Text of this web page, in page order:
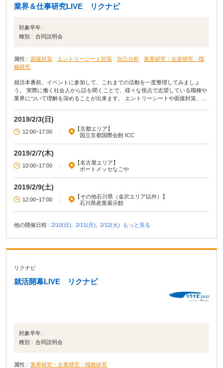
業界＆仕事研究LIVE リクナビ
対象卒年 :
種別 : 合同説明会
属性 : 面接対策 エントリーシート対策 自己分析
業界研究・企業研究・職
種研究
就活本番前。イベントに参加して、これまでの活動を一度整理してみましょ
う。 実際に働く社会人から話を聞くことで、様々な視点で志望している職種や
業界について理解を深めることが出来ます。 エントリーシートや面接対策、業
2019/2/3(日)
12:00~17:00 |
【京都エリア】
国立京都国際会館 ICC
2019/2/7(木)
10:00~17:00 |
【名古屋エリア】
ポートメッセなごや
2019/2/9(土)
12:00~17:00 |
【その他石川県（金沢エリア以外）】
石川県産業展示館
他の開催日程 : 2/10(日), 2/11(月), 2/12(火) もっと見る
リクナビ
就活開幕LIVE リクナビ
対象卒年 :
種別 : 合同説明会
属性 : 業界研究・企業研究・職種研究